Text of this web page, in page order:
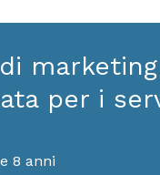
marketing
per i
8 anni